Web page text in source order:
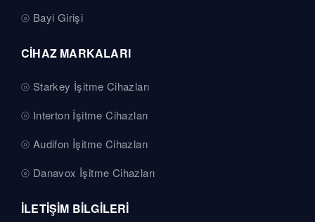
Bayi Girişi
CİHAZ MARKALARI
Starkey İşitme Cihazları
Interton İşitme Cihazları
Audifon İşitme Cihazları
Danavox İşitme Cihazları
İLETİŞİM BİLGİLERİ